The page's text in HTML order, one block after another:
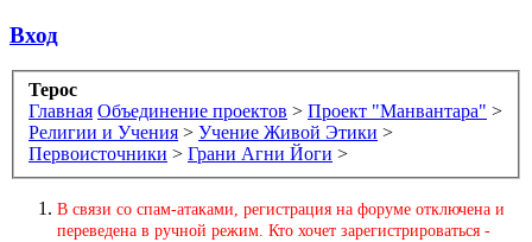
Вход
Терос
Главная Объединение проектов > Проект "Манвантара" >
Религии и Учения > Учение Живой Этики >
Первоисточники > Грани Агни Йоги >
В связи со спам-атаками, регистрация на форуме отключена и
переведена в ручной режим. Кто хочет зарегистрироваться -